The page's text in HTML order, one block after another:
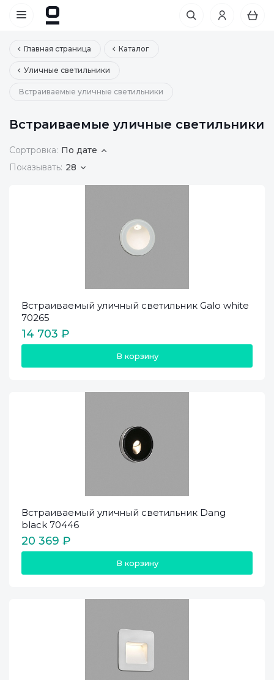
Главная страница Каталог
Уличные светильники
Встраиваемые уличные светильники
Встраиваемые уличные светильники
Сортровка: По дате
Показывать: 28
Встраиваемый уличный светильник Galo white
70265
14 703 ₽
В корзину
Встраиваемый уличный светильник Dang
black 70446
20 369 ₽
В корзину